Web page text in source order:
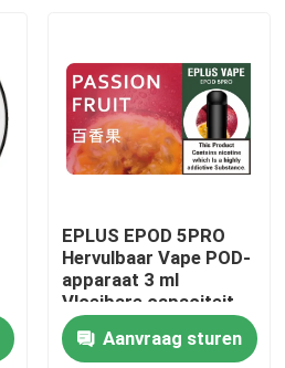
EPLUS EPOD 5PRO
Hervulbaar Vape POD-
apparaat 3 ml
Vloeibare capaciteit
20 mg/ml Nicotine
Aanvraag sturen